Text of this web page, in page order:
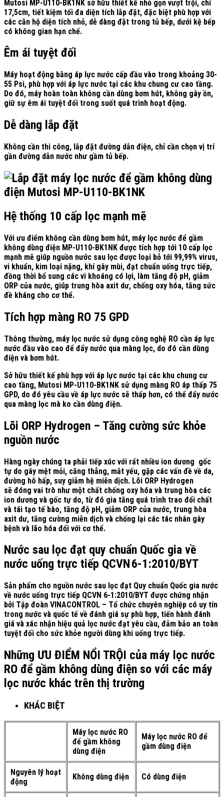
Mutosi MP-U110-BK1NK sở hữu thiết kế nhỏ gọn vượt trội, chỉ
17,5cm, tiết kiệm tối đa diện tích lắp đặt, đặc biệt phù hợp với
các căn hộ diện tích nhỏ, dễ dàng đặt trong tủ bếp, dưới kệ bếp
có không gian hạn chế.
Êm ái tuyệt đối
Máy hoạt động bằng áp lực nước cấp đầu vào trong khoảng 30-
55 Psi, phù hợp với áp lực nước tại các khu chung cư cao tầng.
Do đó, máy hoàn toàn không cần dùng bơm hút, không gây ồn,
giữ sự êm ái tuyệt đối trong suốt quá trình hoạt động.
Dễ dàng lắp đặt
Không cần thi công, lắp đặt đường dẫn điện, chỉ cần chọn vị trí
gần đường dẫn nước như gầm tủ bếp.
Hệ thống 10 cấp lọc mạnh mẽ
Với ưu điểm không cần dùng bơm hút, máy lọc nước để gầm
không dùng điện MP-U110-BK1NK được tích hợp tới 10 cấp lọc
mạnh mẽ giúp nguồn nước sau lọc được loại bỏ tới 99,99% virus,
vi khuẩn, kim loại nặng, khí gây mùi, đạt chuẩn uống trực tiếp,
đồng thời bổ sung các vi khoáng có lợi, làm tăng độ pH, giảm
ORP của nước, giúp trung hòa axit dư, chống oxy hóa, tăng sức
đề kháng cho cơ thể.
Tích hợp màng RO 75 GPD
Thông thường, máy lọc nước sử dụng công nghệ RO cần áp lực
nước đầu vào cao để đẩy nước qua màng lọc, do đó cần dùng
điện và bơm hút.
Sở hữu thiết kế phù hợp với áp lực nước tại các khu chung cư
cao tầng, Mutosi MP-U110-BK1NK sử dụng màng RO áp thấp 75
GPD, do đó yêu cầu về áp lực nước sẽ thấp hơn, có thể đẩy nước
qua màng lọc mà ko cần dùng điện.
Lõi ORP Hydrogen – Tăng cường sức khỏe
nguồn nước
Hàng ngày chúng ta phải tiếp xúc với rất nhiều ion dương gốc
tự do gây mệt mỏi, căng thẳng, mắt yếu, gặp các vấn đề về da,
đường hô hấp, suy giảm hệ miễn dịch. Lõi ORP Hydrogen
sẽ đóng vai trò như một chất chống oxy hóa và trung hòa các
ion dương và gốc tự do, từ đó gia tăng quá trình trao đổi chất
và tái tạo tế bào, tăng độ pH, giảm ORP của nước, trung hòa
axit dư, tăng cường miễn dịch và chống lại các tác nhân gây
bệnh và lão hóa đối với cơ thể.
Nước sau lọc đạt quy chuẩn Quốc gia về
nước uống trực tiếp QCVN 6-1:2010/BYT
Sản phẩm cho nguồn nước sau lọc đạt Quy chuẩn Quốc gia nước
về nước uống trực tiếp QCVN 6-1:2010/BYT được chứng nhận
bởi Tập đoàn VINACONTROL – Tổ chức chuyên nghiệp có uy tín
trong nước và quốc tế về đánh giá sự phù hợp, tiến hành đánh
giá và xác nhận hiệu quả lọc nước đạt yêu cầu, đảm bảo an toàn
tuyệt đối cho sức khỏe người dùng khi uống trực tiếp.
Những ƯU ĐIỂM NỔI TRỘI của máy lọc nước
RO để gầm không dùng điện so với các máy
lọc nước khác trên thị trường
KHÁC BIỆT
Máy lọc nước RO
để gầm không
dùng điện
Máy lọc nước RO để
gầm dùng điện
Nguyên lý hoạt
động
Không dùng điện Có dùng điện